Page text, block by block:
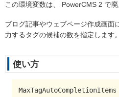
この環境変数は、 PowerCMS 2 で廃
ブログ記事やウェブページ作成画面
力するタグの候補の数を指定します。
使い方